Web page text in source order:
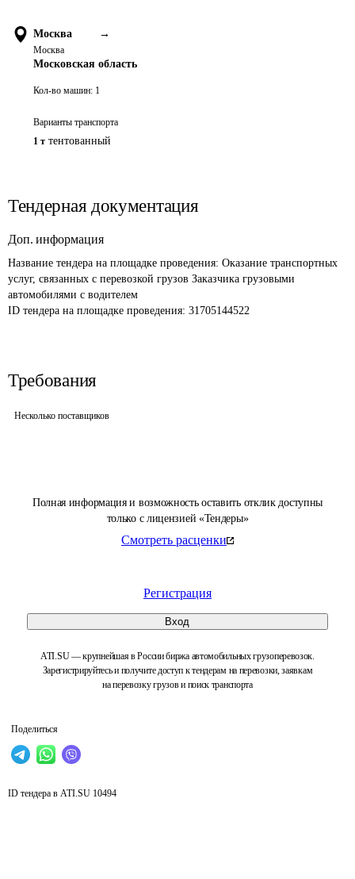
Полная информация и возможность оставить отклик доступны
только с лицензией «Тендеры»
Смотреть расценки
Регистрация
Вход
ATI.SU — крупнейшая в России биржа автомобильных грузоперевозок.
Зарегистрируйтесь и получите доступ к тендерам на перевозки, заявкам
на перевозку грузов и поиск транспорта
Поделиться
Москва →
Москва
Московская область
Кол-во машин: 1
Варианты транспорта
1 т тентованный
Тендерная документация
Доп. информация
Название тендера на площадке проведения: Оказание транспортных
услуг, связанных с перевозкой грузов Заказчика грузовыми
автомобилями с водителем
ID тендера на площадке проведения: 31705144522
Требования
Несколько поставщиков
ID тендера в ATI.SU 10494